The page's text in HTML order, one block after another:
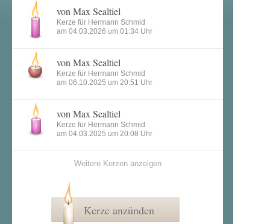
von Max Sealtiel
Kerze für Hermann Schmid
am 04.03.2026 um 01:34 Uhr
von Max Sealtiel
Kerze für Hermann Schmid
am 06.10.2025 um 20:51 Uhr
von Max Sealtiel
Kerze für Hermann Schmid
am 04.03.2025 um 20:08 Uhr
Weitere Kerzen anzeigen
Kerze anzünden